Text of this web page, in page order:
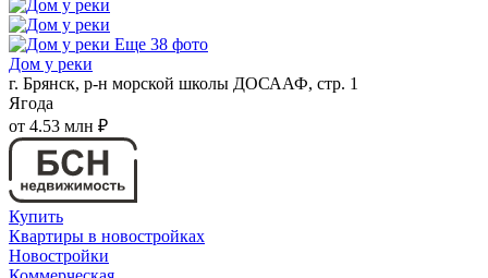
Еще 38 фото
Дом у реки
г. Брянск, р-н морской школы ДОСААФ, стр. 1
Ягода
от 4.53 млн ₽
Купить
Квартиры в новостройках
Новостройки